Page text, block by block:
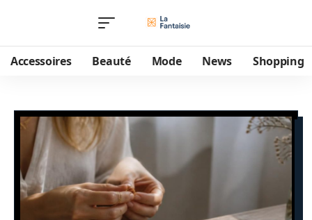
Accessoires Beauté Mode News Shopping